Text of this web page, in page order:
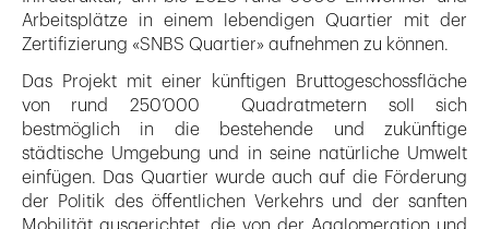
Arbeitsplätze in einem lebendigen Quartier mit der
Zertifizierung «SNBS Quartier» aufnehmen zu können.
Das Projekt mit einer künftigen Bruttogeschossfläche
von rund 250’000 Quadratmetern soll sich
bestmöglich in die bestehende und zukünftige
städtische Umgebung und in seine natürliche Umwelt
einfügen. Das Quartier wurde auch auf die Förderung
der Politik des öffentlichen Verkehrs und der sanften
Mobilität ausgerichtet, die von der Agglomeration und